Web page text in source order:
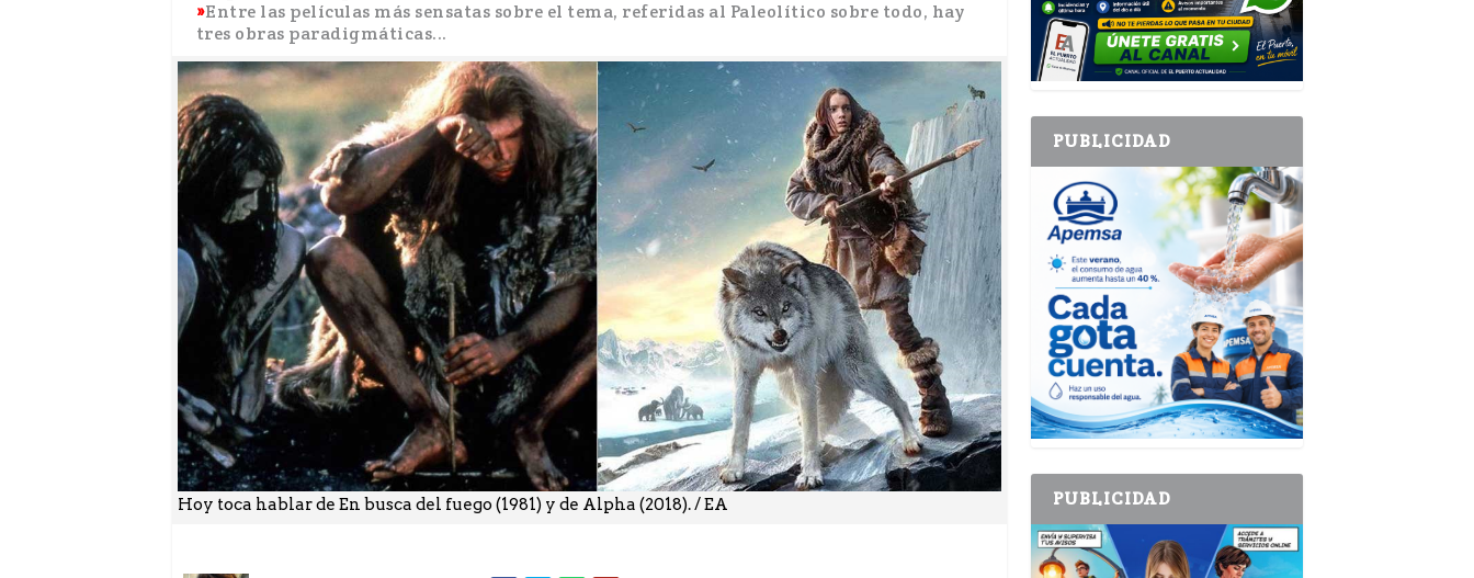
Entre las películas más sensatas sobre el tema, referidas al Paleolítico sobre todo, hay
tres obras paradigmáticas...
Hoy toca hablar de En busca del fuego (1981) y de Alpha (2018). / EA
PUBLICIDAD
PUBLICIDAD